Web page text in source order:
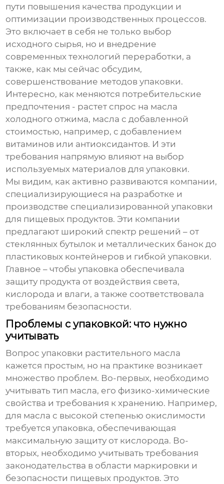
пути повышения качества продукции и
оптимизации производственных процессов.
Это включает в себя не только выбор
исходного сырья, но и внедрение
современных технологий переработки, а
также, как мы сейчас обсудим,
совершенствование методов упаковки.
Интересно, как меняются потребительские
предпочтения - растет спрос на масла
холодного отжима, масла с добавленной
стоимостью, например, с добавлением
витаминов или антиоксидантов. И эти
требования напрямую влияют на выбор
используемых материалов для упаковки.
Мы видим, как активно развиваются компании,
специализирующиеся на разработке и
производстве специализированной упаковки
для пищевых продуктов. Эти компании
предлагают широкий спектр решений – от
стеклянных бутылок и металлических банок до
пластиковых контейнеров и гибкой упаковки.
Главное – чтобы упаковка обеспечивала
защиту продукта от воздействия света,
кислорода и влаги, а также соответствовала
требованиям безопасности.
Проблемы с упаковкой: что нужно
учитывать
Вопрос упаковки растительного масла
кажется простым, но на практике возникает
множество проблем. Во-первых, необходимо
учитывать тип масла, его физико-химические
свойства и требования к хранению. Например,
для масла с высокой степенью окислимости
требуется упаковка, обеспечивающая
максимальную защиту от кислорода. Во-
вторых, необходимо учитывать требования
законодательства в области маркировки и
безопасности пищевых продуктов. Это